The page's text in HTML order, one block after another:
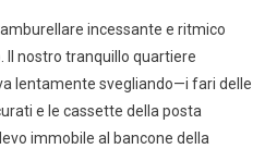
incessante e ritmico
Il nostro tranquillo quartiere
lentamente svegliando—i fari delle
e le cassette della posta
immobile al bancone della